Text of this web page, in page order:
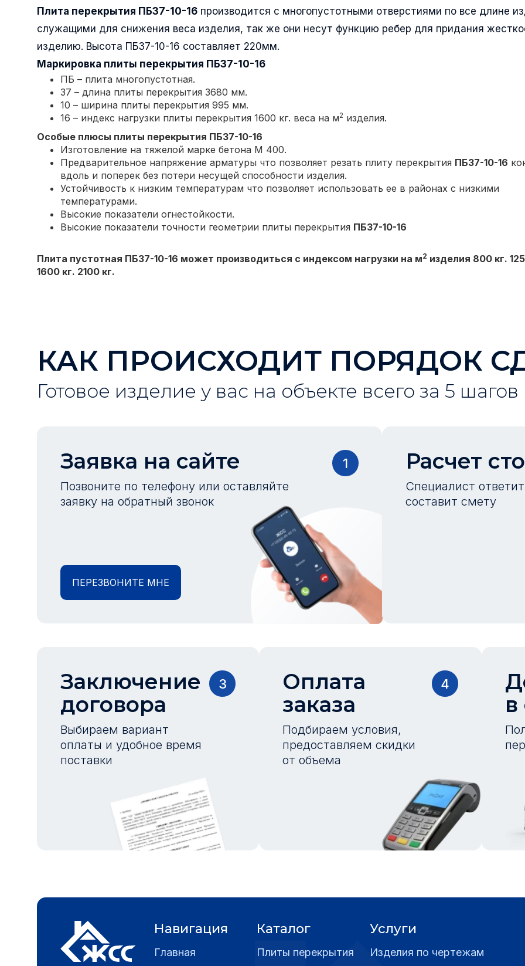
Плита перекрытия ПБ37-10-16 производится с многопустотными отверстиями по все длине
служащими для снижения веса изделия, так же они несут функцию ребер для придания
изделию. Высота ПБ37-10-16 составляет 220мм.
Маркировка плиты перекрытия ПБ37-10-16
ПБ – плита многопустотная.
37 – длина плиты перекрытия 3680 мм.
10 – ширина плиты перекрытия 995 мм.
16 – индекс нагрузки плиты перекрытия 1600 кг. веса на м2 изделия.
Особые плюсы плиты перекрытия ПБ37-10-16
Изготовление на тяжелой марке бетона М 400.
Предварительное напряжение арматуры что позволяет резать плиту перекрытия ПБ37-10-16
вдоль и поперек без потери несущей способности изделия.
Устойчивость к низким температурам что позволяет использовать ее в районах с низкими
температурами.
Высокие показатели огнестойкости.
Высокие показатели точности геометрии плиты перекрытия ПБ37-10-16
Плита пустотная ПБ37-10-16 может производиться с индексом нагрузки на м2 изделия 800 кг.
1600 кг. 2100 кг.
КАК ПРОИСХОДИТ ПОРЯДОК
Готовое изделие у вас на объекте всего за 5 шагов
Заявка на сайте
Позвоните по телефону или оставляйте
заявку на обратный звонок
1
ПЕРЕЗВОНИТЕ МНЕ
Расчет
Специалист
составит смету
Заключение
договора
Выбираем вариант
оплаты и удобное время
поставки
3
Оплата
заказа
Подбираем условия,
предоставляем скидки
от объема
4
в
Навигация
Главная
Каталог
Плиты перекрытия
Услуги
Изделия по чертежам